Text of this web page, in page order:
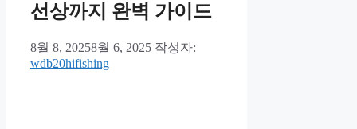
선상까지 완벽 가이드
8월 8, 20258월 6, 2025 작성자:
wdb20hifishing